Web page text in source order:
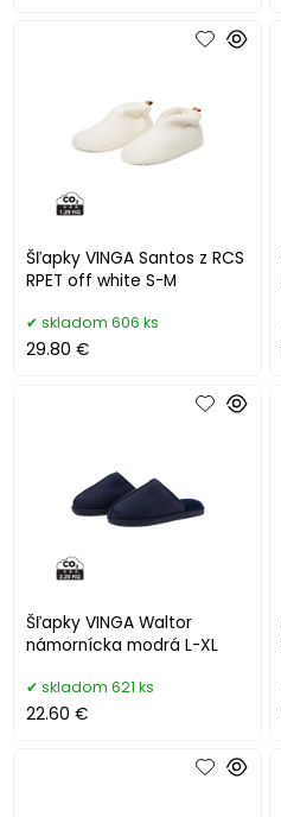
Šľapky VINGA Santos z RCS
RPET off white S-M
skladom 606 ks
29.80 €
Šľapky VINGA Waltor
námornícka modrá L-XL
skladom 621 ks
22.60 €